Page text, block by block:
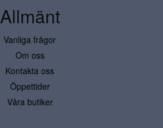
Allmänt
Vanliga frågor
Om oss
Kontakta oss
Öppettider
Våra butiker